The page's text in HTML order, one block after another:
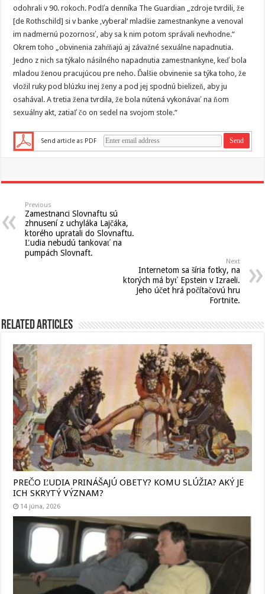
odohrali v 90. rokoch. Podľa denníka The Guardian „zdroje tvrdili, že
[de Rothschild] si v banke ‚vyberal‘ mladšie zamestnankyne a venoval
im nadmernú pozornosť, aby sa k nim potom správali nevhodne.“
Okrem toho „obvinenia zahŕňajú aj závažné sexuálne napadnutia.
Jedno z nich sa týkalo násilného napadnutia zamestnankyne, keď bola
mladou ženou pracujúcou pre neho. Ďalšie obvinenie sa týka toho, že
vložil ruky pod blúzku inej ženy a pod jej spodnú bielizeň, aby ju
osahával. A tretia žena tvrdila, že bola nútená vykonávať na ňom
sexuálny akt, zatiaľ čo on sedel na svojom stole.“
Send article as PDF
Previous
Zamestnanci Slovnaftu sú
zhnusení z uchyláka Lajčáka,
ktorého upratali do Slovnaftu.
Ľudia nebudú tankovať na
pumpách Slovnaft.
Next
Internetom sa šíria fotky, na
ktorých má byť Epstein v Izraeli.
Jeho účet hrá počítačovú hru
Fortnite.
Related Articles
PREČO ĽUDIA PRINÁŠAJÚ OBETY? KOMU SLÚŽIA? AKÝ JE
ICH SKRYTÝ VÝZNAM?
14 júna, 2026